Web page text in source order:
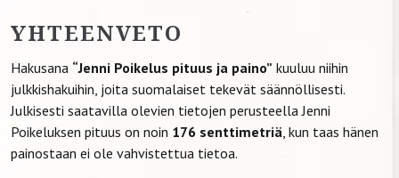
YHTEENVETO
Hakusana “Jenni Poikelus pituus ja paino” kuuluu niihin
julkkishakuihin, joita suomalaiset tekevät säännöllisesti.
Julkisesti saatavilla olevien tietojen perusteella Jenni
Poikeluksen pituus on noin 176 senttimetriä , kun taas hänen
painostaan ei ole vahvistettua tietoa.